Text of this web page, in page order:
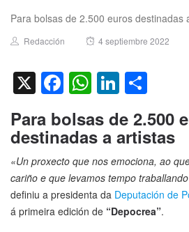
Para bolsas de 2.500 euros destinadas
Author
Redacción
Posted
4 septiembre 2022
X Facebook
WhatsApp
LinkedIn
Para bolsas de 2.500
destinadas a artistas
«Un proxecto que nos emociona, ao
cariño e que levamos tempo
definiu a presidenta da Deputación de
á primeira edición de “Depocrea”.